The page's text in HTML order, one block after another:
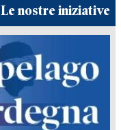
Le nostre iniziative